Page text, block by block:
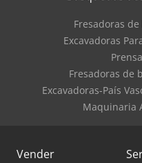
Fresadoras
Excavadoras
Fresadoras de
Excavadoras-País
Maquinaria
Vender